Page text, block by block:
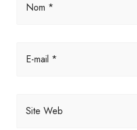
Nom *
E-mail *
Site Web